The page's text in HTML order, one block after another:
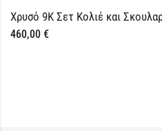
Χρυσό 9Κ Σετ Κολιέ και Σκουλαρίκια με Οπάλιο